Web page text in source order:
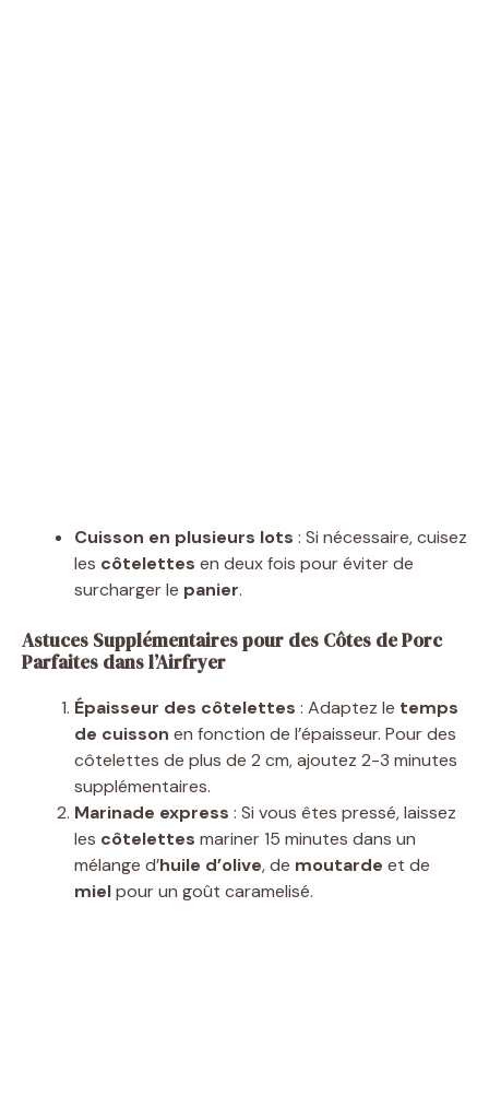
Cuisson en plusieurs lots : Si nécessaire, cuisez
les côtelettes en deux fois pour éviter de
surcharger le panier.
Astuces Supplémentaires pour des Côtes de Porc
Parfaites dans l’Airfryer
Épaisseur des côtelettes : Adaptez le temps
de cuisson en fonction de l’épaisseur. Pour des
côtelettes de plus de 2 cm, ajoutez 2-3 minutes
supplémentaires.
Marinade express : Si vous êtes pressé, laissez
les côtelettes mariner 15 minutes dans un
mélange d’huile d’olive, de moutarde et de
mielpour un goût caramelisé.